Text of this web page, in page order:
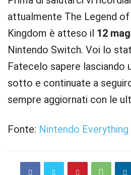
attualmente The Legend
Kingdom è atteso il 12
Nintendo Switch. Voi lo
Fatecelo sapere lasciando
sotto e continuate a
sempre aggiornati con le
Fonte: Nintendo Everything